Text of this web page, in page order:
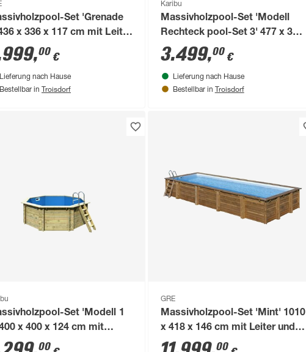
Set 'Grenade
x 336 x 117 cm mit Leiter
Sandfilter
,00 €
Lieferung nach Hause
Bestellbar in Troisdorf
Karibu
Massivholzpool-Set 'Modell
Rechteck pool-Set 3' 477 x 300
x 124 cm mit Edelstahlleiter
und Holzleiter
3.499,00€
Lieferung nach Hause
Bestellbar in Troisdorf
Set 'Modell 1
x 400 x 124 cm mit
und Holzleiter
00
GRE
Massivholzpool-Set 'Mint' 1010
x 418 x 146 cm mit Leiter und
Sandfilter
00